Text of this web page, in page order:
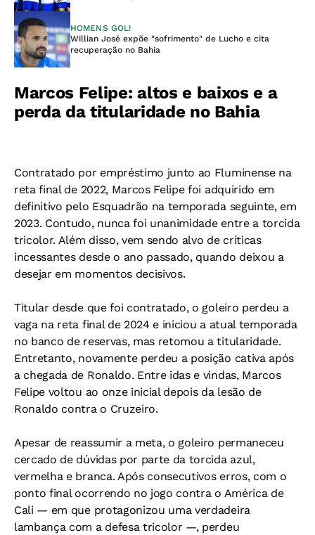
HOMENS GOL!
Willian José expõe "sofrimento" de Lucho e cita
recuperação no Bahia
Marcos Felipe: altos e baixos e a
perda da titularidade no Bahia
Contratado por empréstimo junto ao Fluminense na
reta final de 2022, Marcos Felipe foi adquirido em
definitivo pelo Esquadrão na temporada seguinte, em
2023. Contudo, nunca foi unanimidade entre a torcida
tricolor. Além disso, vem sendo alvo de críticas
incessantes desde o ano passado, quando deixou a
desejar em momentos decisivos.
Titular desde que foi contratado, o goleiro perdeu a
vaga na reta final de 2024 e iniciou a atual temporada
no banco de reservas, mas retomou a titularidade.
Entretanto, novamente perdeu a posição cativa após
a chegada de Ronaldo. Entre idas e vindas, Marcos
Felipe voltou ao onze inicial depois da lesão de
Ronaldo contra o Cruzeiro.
Apesar de reassumir a meta, o goleiro permaneceu
cercado de dúvidas por parte da torcida azul,
vermelha e branca. Após consecutivos erros, com o
ponto final ocorrendo no jogo contra o América de
Cali — em que protagonizou uma verdadeira
lambança com a defesa tricolor —, perdeu